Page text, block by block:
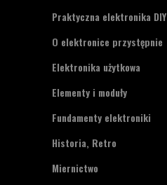
Praktyczna elektronika DIY
O elektronice przystępnie
Elektronika użytkowa
Elementy i moduły
Fundamenty elektroniki
Historia, Retro
Miernictwo